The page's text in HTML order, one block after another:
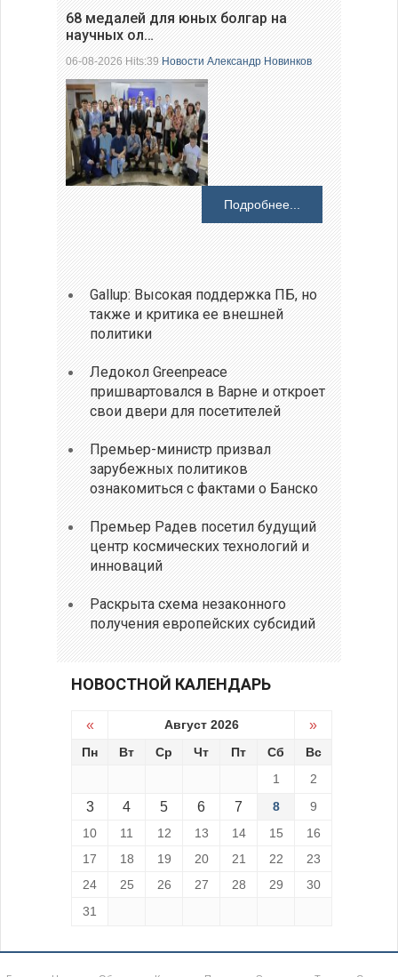
68 медалей для юных болгар на
научных ол…
06-08-2026 Hits:39Новости Александр Новинков
Подробнее...
Gallup: Высокая поддержка ПБ, но
также и критика ее внешней
политики
Ледокол Greenpeace
пришвартовался в Варне и откроет
свои двери для посетителей
Премьер-министр призвал
зарубежных политиков
ознакомиться с фактами о Банско
Премьер Радев посетил будущий
центр космических технологий и
инноваций
Раскрыта схема незаконного
получения европейских субсидий
НОВОСТНОЙ КАЛЕНДАРЬ
« Август 2026 »
Пн Вт Ср Чт Пт Сб
Вс
1
2
3 4 5 6 7 8
9
10
11 12 13 14 15
16
17
18 19 20 21 22
23
24
25 26 27 28 29
30
31